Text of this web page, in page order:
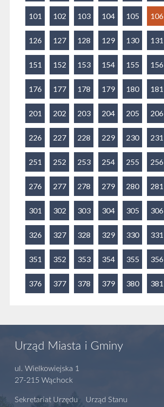
101 102 103 104 105 106
126 127 128 129 130 131
151 152 153 154 155 156
176 177 178 179 180 181
201 202 203 204 205 206
226 227 228 229 230 231
251 252 253 254 255 256
276 277 278 279 280 281
301 302 303 304 305 306
326 327 328 329 330 331
351 352 353 354 355 356
376 377 378 379 380 381
Urząd Miasta i Gminy
ul. Wielkowiejska 1
27-215 Wąchock
Sekretariat Urzędu Urząd Stanu